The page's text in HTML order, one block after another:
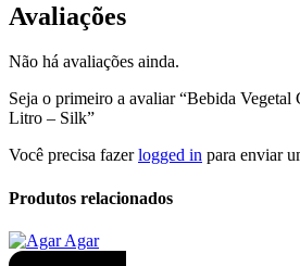
Avaliações
Não há avaliações ainda.
Seja o primeiro a avaliar “Bebida Vegetal
Litro – Silk”
Você precisa fazerlogged in para enviar
Produtos relacionados